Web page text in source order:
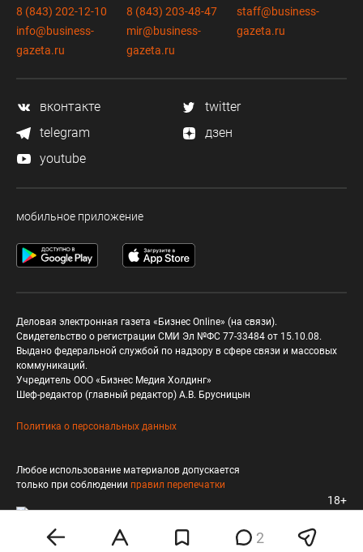
2
8 (843) 202-12-10
info@business-
gazeta.ru
8 (843) 203-48-47
mir@business-
gazeta.ru
staff@business-
gazeta.ru
вконтакте
twitter
telegram
дзен
youtube
мобильное приложение
Деловая электронная газета «Бизнес Online» (на связи).
Свидетельство о регистрации СМИ Эл №ФС 77-33484 от 15.10.08.
Выдано федеральной службой по надзору в сфере связи и массовых
коммуникаций.
Учредитель ООО «Бизнес Медия Холдинг»
Шеф-редактор (главный редактор) А.В. Брусницын
Политика о персональных данных
Любое использование материалов допускается
только при соблюдении правил перепечатки
18+